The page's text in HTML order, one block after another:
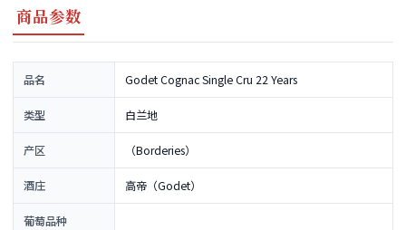
商品参数
品名 Godet Cognac Single Cru 22 Years
类型 白兰地
产区 （Borderies）
酒庄 高帝（Godet）
葡萄品种